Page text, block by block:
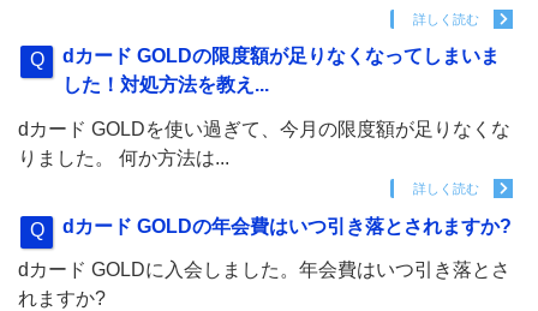
詳しく読む
dカード GOLDの限度額が足りなくなってしまいま
した！対処方法を教え...
dカード GOLDを使い過ぎて、今月の限度額が足りなくな
りました。 何か方法は...
詳しく読む
dカード GOLDの年会費はいつ引き落とされますか?
dカード GOLDに入会しました。年会費はいつ引き落とさ
れますか?